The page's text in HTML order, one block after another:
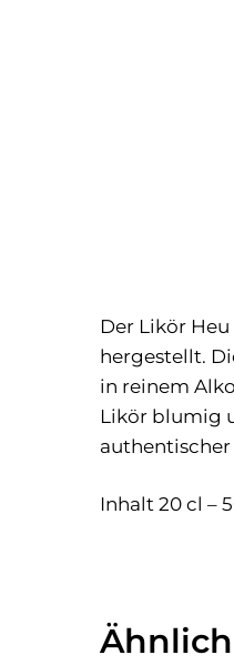
Der Likör
hergestellt.
in reinem
Likör blumig
Inhalt 20 cl –